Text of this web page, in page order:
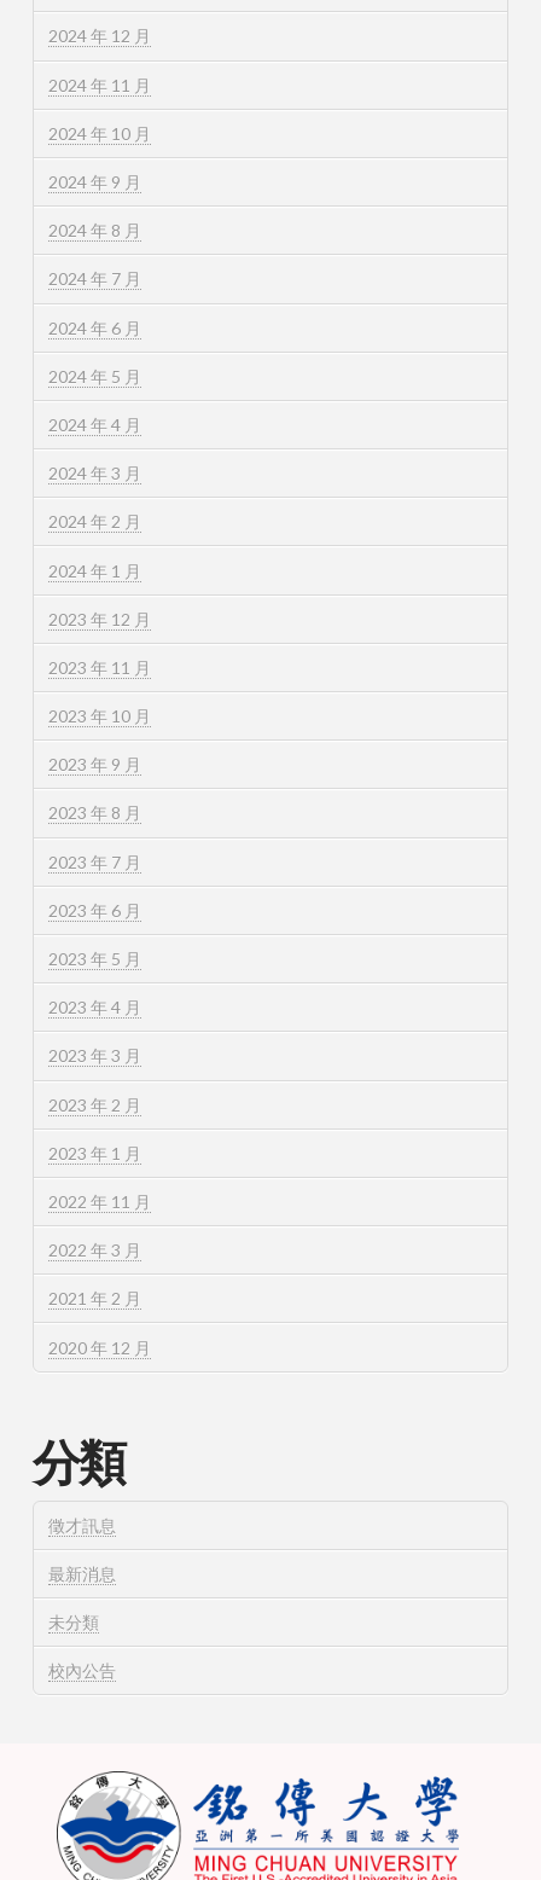
2024 年 12 月
2024 年 11 月
2024 年 10 月
2024 年 9 月
2024 年 8 月
2024 年 7 月
2024 年 6 月
2024 年 5 月
2024 年 4 月
2024 年 3 月
2024 年 2 月
2024 年 1 月
2023 年 12 月
2023 年 11 月
2023 年 10 月
2023 年 9 月
2023 年 8 月
2023 年 7 月
2023 年 6 月
2023 年 5 月
2023 年 4 月
2023 年 3 月
2023 年 2 月
2023 年 1 月
2022 年 11 月
2022 年 3 月
2021 年 2 月
2020 年 12 月
分類
徵才訊息
最新消息
未分類
校內公告